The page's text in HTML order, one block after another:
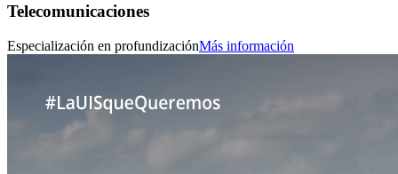
Telecomunicaciones
Especialización en profundizaciónMás información